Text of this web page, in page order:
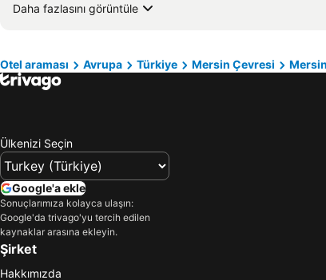
Daha fazlasını görüntüle
Otel araması Avrupa Türkiye Mersin Çevresi Mersin
Ülkenizi Seçin
Google'a ekle
Sonuçlarımıza kolayca ulaşın:
Google'da trivago'yu tercih edilen
kaynaklar arasına ekleyin.
Şirket
Hakkımızda